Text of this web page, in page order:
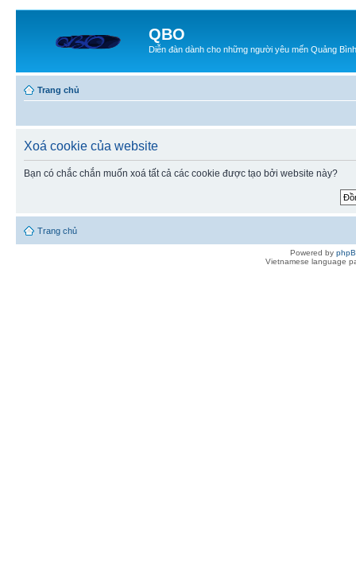
QBO
Diễn đàn dành cho những người yêu mến Quảng Bình
Trang chủ
Xoá cookie của website
Bạn có chắc chắn muốn xoá tất cả các cookie được tạo bởi website này?
Trang chủ
Powered by
Vietnamese language